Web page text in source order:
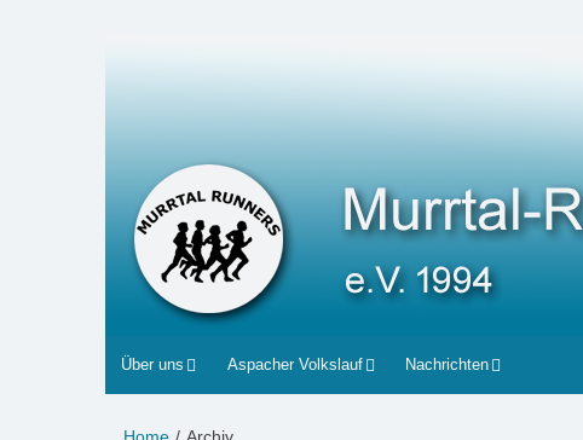
Über uns Aspacher Volkslauf Nachrichten